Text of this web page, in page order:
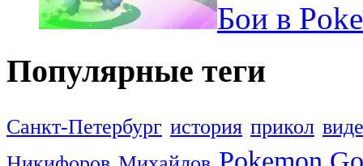
Бои в
Популярные теги
Санкт-Петербург история прикол